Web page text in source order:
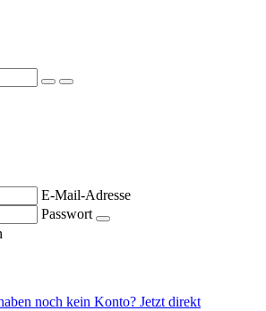
E-Mail-Adresse
Passwort
noch kein Konto? Jetzt direkt